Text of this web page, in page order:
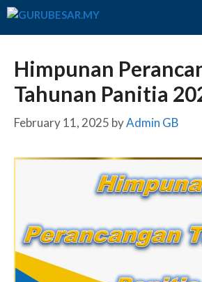
Skip
Himpunan
Tahunan Panitia
February 11, 2025 byAdmin GB